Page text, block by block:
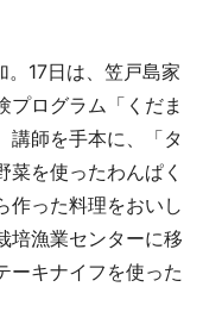
17日は、笠戸島家
プログラム「くだま
講師を手本に、「タ
菜を使ったわんぱく
作った料理をおいし
培漁業センターに移
ーキナイフを使った